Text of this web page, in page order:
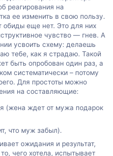
реагирования на
ее изменить в свою пользу.
обиды еще нет. Это для них
чувство — гнев. А
усвоить схему: делаешь
тебе, как я страдаю. Такой
быть опробован один раз, а
систематически – потому
Для простоты можно
на составляющие:
(жена ждет от мужа подарок
что муж забыл).
ожидания и результат,
чего хотела, испытывает